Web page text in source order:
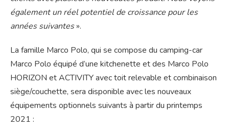
également un réel potentiel de croissance pour les
années suivantes».
La famille Marco Polo, qui se compose du camping-car
Marco Polo équipé d’une kitchenette et des Marco Polo
HORIZON et ACTIVITY avec toit relevable et combinaison
siège/couchette, sera disponible avec les nouveaux
équipements optionnels suivants à partir du printemps
2021 :